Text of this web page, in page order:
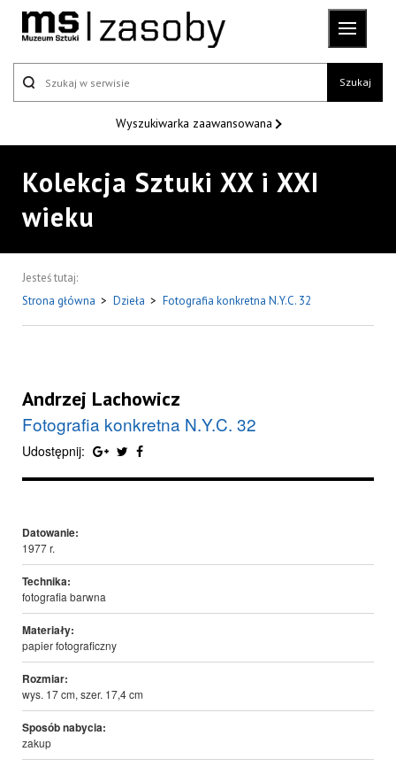
Szukaj
Wyszukiwarka zaawansowana
Kolekcja Sztuki XX i XXI
wieku
Jesteś tutaj:
Strona główna > Dzieła > Fotografia konkretna N.Y.C. 32
Andrzej Lachowicz
Fotografia konkretna N.Y.C. 32
Udostępnij:
Datowanie:
1977 r.
Technika:
fotografia barwna
Materiały:
papier fotograficzny
Rozmiar:
wys. 17 cm, szer. 17,4 cm
Sposób nabycia:
zakup